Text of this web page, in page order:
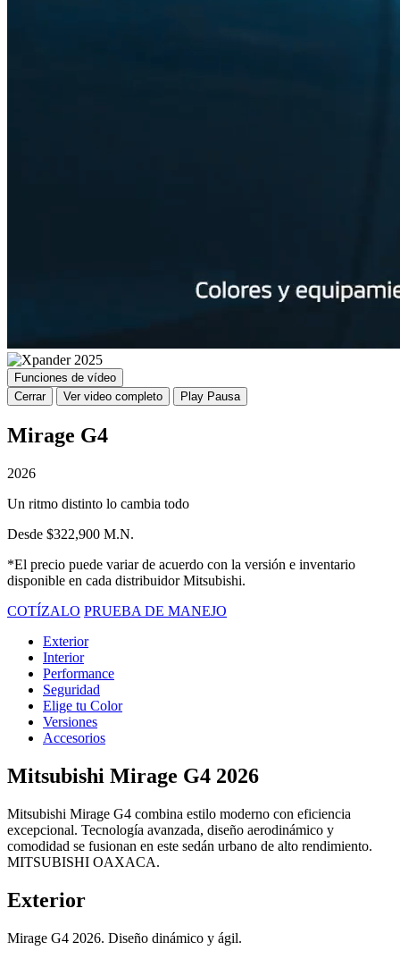
Funciones de vídeo
Cerrar
Ver video completo Play Pausa
Mirage G4
2026
Un ritmo distinto lo cambia todo
Desde $322,900 M.N.
*El precio puede variar de acuerdo con la versión e inventario
disponible en cada distribuidor Mitsubishi.
COTÍZALO PRUEBA DE MANEJO
Exterior
Interior
Performance
Seguridad
Elige tu Color
Versiones
Accesorios
Mitsubishi Mirage G4 2026
Mitsubishi Mirage G4 combina estilo moderno con eficiencia
excepcional. Tecnología avanzada, diseño aerodinámico y
comodidad se fusionan en este sedán urbano de alto rendimiento.
MITSUBISHI OAXACA.
Exterior
Mirage G4 2026. Diseño dinámico y ágil.